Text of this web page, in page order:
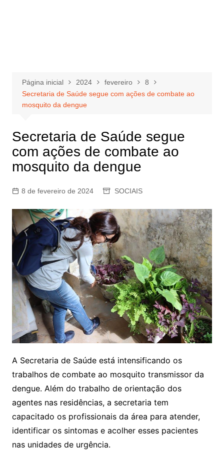
Página inicial 2024 fevereiro
8
Secretaria de Saúde segue com ações de combate ao
mosquito da dengue
Secretaria de Saúde segue
com ações de combate ao
mosquito da dengue
8 de fevereiro de 2024 SOCIAIS
A Secretaria de Saúde está intensificando os
trabalhos de combate ao mosquito transmissor da
dengue. Além do trabalho de orientação dos
agentes nas residências, a secretaria tem
capacitado os profissionais da área para atender,
identificar os sintomas e acolher esses pacientes
nas unidades de urgência.